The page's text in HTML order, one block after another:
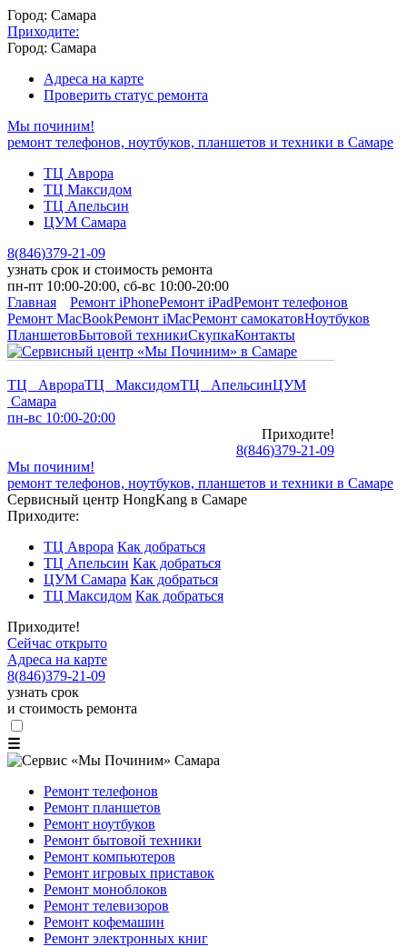
Город: Самара
Приходите:
Город: Самара
Адреса на карте
Проверить статус ремонта
Мы починим!
ремонт телефонов, ноутбуков, планшетов и техники в Самаре
ТЦ Аврора
ТЦ Максидом
ТЦ Апельсин
ЦУМ Самара
8(846)379-21-09
узнать срок и стоимость ремонта
пн-пт 10:00-20:00, сб-вс 10:00-20:00
Главная
Ремонт iPhoneРемонт iPadРемонт телефонов
Ремонт MacBookРемонт iMacРемонт самокатовНоутбуков
ПланшетовБытовой техникиСкупкаКонтакты
ТЦ АврораТЦ МаксидомТЦ АпельсинЦУМ
Самара
пн-вс 10:00-20:00
Приходите!
8(846)379-21-09
Мы починим!
ремонт телефонов, ноутбуков, планшетов и техники в Самаре
Сервисный центр HongKang в Самаре
Приходите:
ТЦ Аврора Как добраться
ТЦ Апельсин Как добраться
ЦУМ Самара Как добраться
ТЦ Максидом Как добраться
Приходите!
Сейчас открыто
Адреса на карте
8(846)379-21-09
узнать срок
и стоимость ремонта
☰
Ремонт телефонов
Ремонт планшетов
Ремонт ноутбуков
Ремонт бытовой техники
Ремонт компьютеров
Ремонт игровых приставок
Ремонт моноблоков
Ремонт телевизоров
Ремонт кофемашин
Ремонт электронных книг